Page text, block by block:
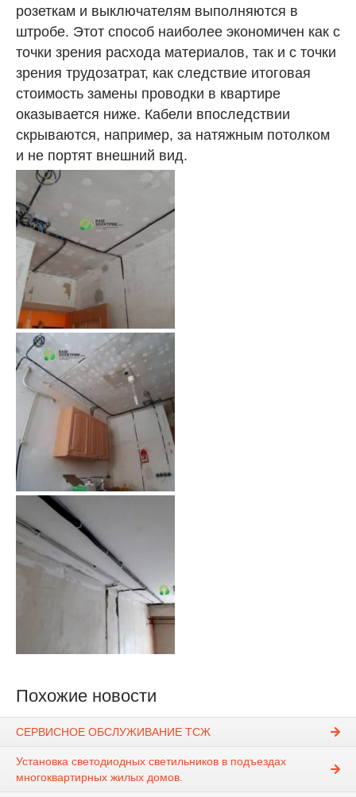
розеткам и выключателям выполняются в
штробе. Этот способ наиболее экономичен как с
точки зрения расхода материалов, так и с точки
зрения трудозатрат, как следствие итоговая
стоимость замены проводки в квартире
оказывается ниже. Кабели впоследствии
скрываются, например, за натяжным потолком
и не портят внешний вид.
Похожие новости
СЕРВИСНОЕ ОБСЛУЖИВАНИЕ ТСЖ
Установка светодиодных светильников в подъездах
многоквартирных жилых домов.